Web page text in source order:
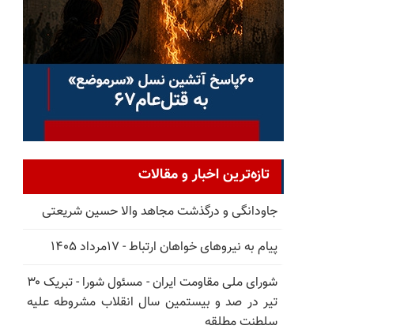
تازه‌ترین اخبار و مقالات
جاودانگی و درگذشت مجاهد والا حسین شریعتی
پیام به نیروهای خواهان ارتباط - ۱۷مرداد ۱۴۰۵
شورای ملی مقاومت ایران - مسئول شورا - تبریک ۳۰
تیر در صد و بیستمین سال انقلاب مشروطه علیه
سلطنت مطلقه